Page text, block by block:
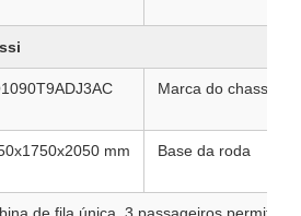
Marca do chassi
mm Base da roda